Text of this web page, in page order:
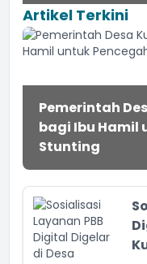
Artikel Terkini
Pemerintah
bagi Ibu Hamil
Stunting